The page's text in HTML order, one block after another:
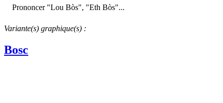
Prononcer "Lou Bòs", "Eth Bòs"...
Variante(s) graphique(s) :
Bosc